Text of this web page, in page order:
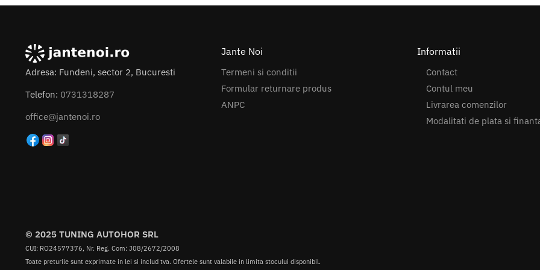
Adresa: Fundeni, sector 2, Bucuresti
Telefon: 0731318287
office@jantenoi.ro
Jante Noi
Termeni si conditii
Formular returnare produs
ANPC
Informatii
Contact
Contul meu
Livrarea comenzilor
Modalitati de plata si
© 2025 TUNING AUTOHOR SRL
CUI: RO24577376, Nr. Reg. Com: J08/2672/2008
Toate preturile sunt exprimate in lei si includ tva. Ofertele sunt valabile in limita stocului disponibil.